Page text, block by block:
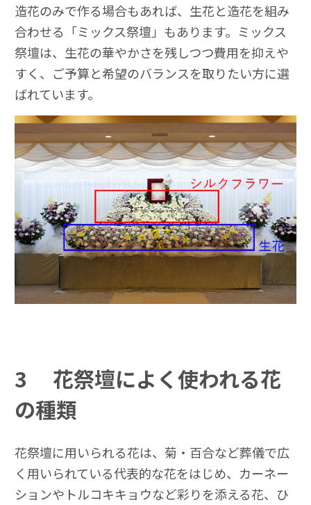
造花のみで作る場合もあれば、生花と造花を組み
合わせる「ミックス祭壇」もあります。ミックス
祭壇は、生花の華やかさを残しつつ費用を抑えや
すく、ご予算と希望のバランスを取りたい方に選
ばれています。
3
花祭壇によく使われる花
の種類
花祭壇に用いられる花は、菊・百合など葬儀で広
く用いられている代表的な花をはじめ、カーネー
ションやトルコキキョウなど彩りを添える花、ひ